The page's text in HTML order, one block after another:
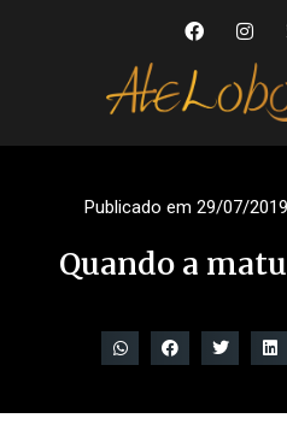
Publicado em 29/07/2019
Quando a